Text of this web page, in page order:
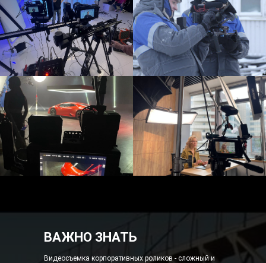
Видеосъемка корпоративных роликов - сложный и
ВАЖНО ЗНАТЬ